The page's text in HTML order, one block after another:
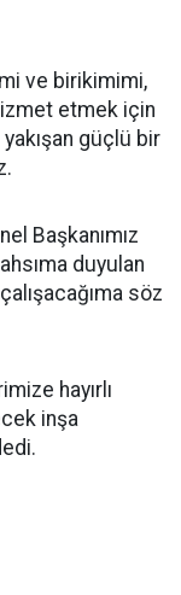
ve birikimimi,
etmek için
güçlü bir
Başkanımız
duyulan
söz
hayırlı
inşa